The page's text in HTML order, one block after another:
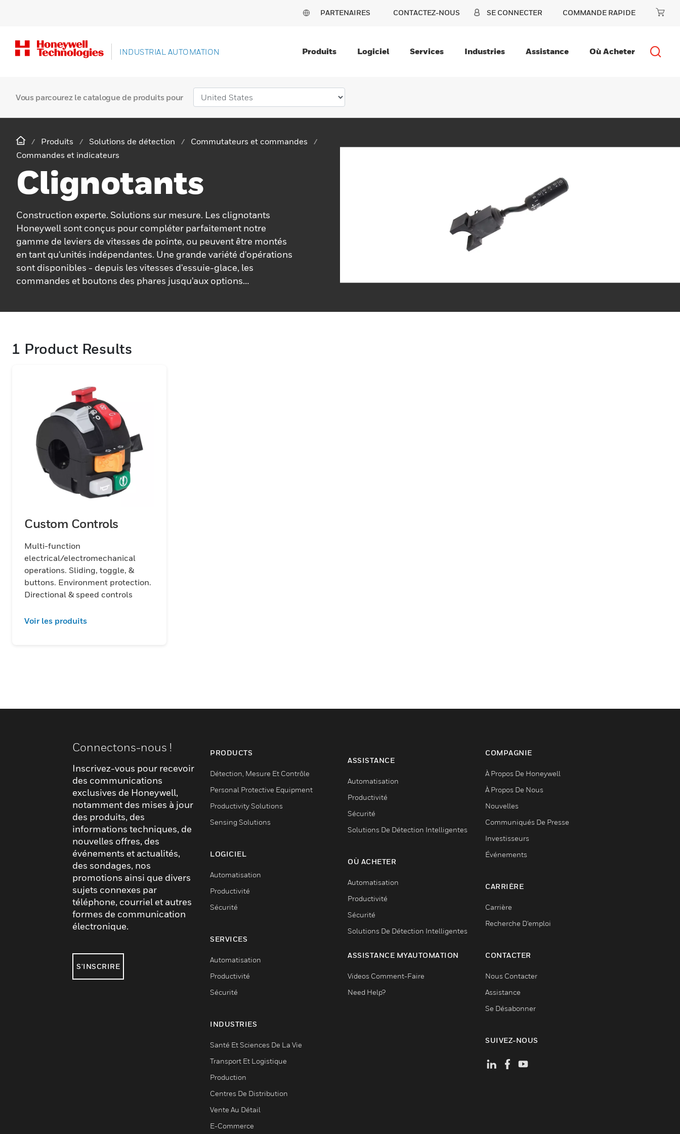
PARTENAIRES CONTACTEZ-NOUS SE CONNECTER COMMANDE RAPIDE
INDUSTRIAL AUTOMATION Produits Logiciel Services Industries Assistance Où Acheter
Vous parcourez le catalogue de produits pour
Produits Solutions de détection
Commutateurs et commandes
Commandes et indicateurs
Clignotants
Construction experte. Solutions sur mesure. Les clignotants
Honeywell sont conçus pour compléter parfaitement notre
gamme de leviers de vitesses de pointe, ou peuvent être montés
en tant qu'unités indépendantes. Une grande variété d'opérations
sont disponibles - depuis les vitesses d'essuie-glace, les
commandes et boutons des phares jusqu'aux options
1 Product Results
Custom Controls
Multi-function
electrical/electromechanical
operations. Sliding, toggle, &
buttons. Environment protection.
Directional & speed controls
Voir les produits
Connectons-nous !
Inscrivez-vous pour recevoir
des communications
exclusives de Honeywell,
notamment des mises à jour
des produits, des
informations techniques, de
nouvelles offres, des
événements et actualités,
des sondages, nos
promotions ainsi que divers
sujets connexes par
téléphone, courriel et autres
formes de communication
électronique.
S'INSCRIRE
PRODUCTS
Détection, Mesure Et Contrôle
Personal Protective Equipment
Productivity Solutions
Sensing Solutions
LOGICIEL
Automatisation
Productivité
Sécurité
SERVICES
Automatisation
Productivité
Sécurité
INDUSTRIES
Santé Et Sciences De La Vie
Transport Et Logistique
Production
Centres De Distribution
Vente Au Détail
E-Commerce
ASSISTANCE
Automatisation
Productivité
Sécurité
Solutions De Détection Intelligentes
OÙ ACHETER
Automatisation
Productivité
Sécurité
Solutions De Détection Intelligentes
ASSISTANCE MYAUTOMATION
Videos Comment-Faire
Need Help?
COMPAGNIE
À Propos De Honeywell
À Propos De Nous
Nouvelles
Communiqués De Presse
Investisseurs
Événements
CARRIÈRE
Carrière
Recherche D'emploi
CONTACTER
Nous Contacter
Assistance
Se Désabonner
SUIVEZ-NOUS